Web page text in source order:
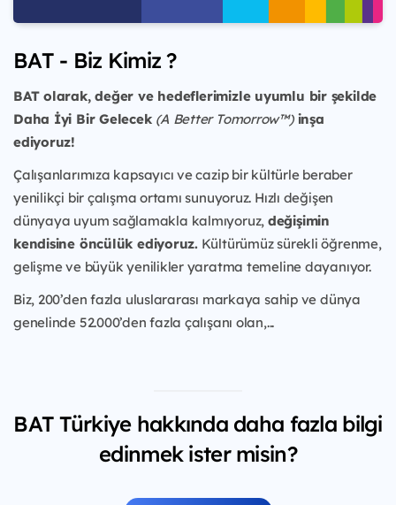
BAT - Biz Kimiz ?
BAT olarak, değer ve hedeflerimizle uyumlu bir şekilde
Daha İyi Bir Gelecek (A Better Tomorrow™)inşa
ediyoruz!
Çalışanlarımıza kapsayıcı ve cazip bir kültürle beraber
yenilikçi bir çalışma ortamı sunuyoruz. Hızlı değişen
dünyaya uyum sağlamakla kalmıyoruz, değişimin
kendisine öncülük ediyoruz.Kültürümüz sürekli öğrenme,
gelişme ve büyük yenilikler yaratma temeline dayanıyor.
Biz, 200’den fazla uluslararası markaya sahip ve dünya
genelinde 52.000’den fazla çalışanı olan,...
BAT Türkiye hakkında daha fazla bilgi
edinmek ister misin?